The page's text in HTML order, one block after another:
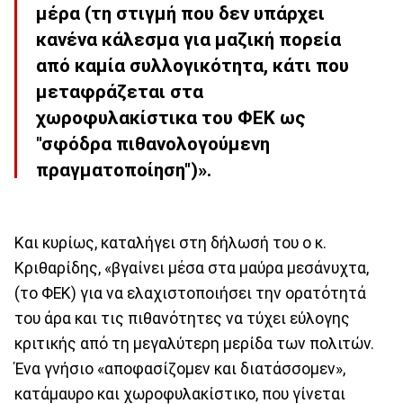
μέρα (τη στιγμή που δεν υπάρχει
κανένα κάλεσμα για μαζική πορεία
από καμία συλλογικότητα, κάτι που
μεταφράζεται στα
χωροφυλακίστικα του ΦΕΚ ως
"σφόδρα πιθανολογούμενη
πραγματοποίηση")».
Και κυρίως, καταλήγει στη δήλωσή του ο κ.
Κριθαρίδης, «βγαίνει μέσα στα μαύρα μεσάνυχτα,
(το ΦΕΚ) για να ελαχιστοποιήσει την ορατότητά
του άρα και τις πιθανότητες να τύχει εύλογης
κριτικής από τη μεγαλύτερη μερίδα των πολιτών.
Ένα γνήσιο «αποφασίζομεν και διατάσσομεν»,
κατάμαυρο και χωροφυλακίστικο, που γίνεται